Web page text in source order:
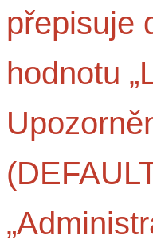
přepisuje
hodnotu